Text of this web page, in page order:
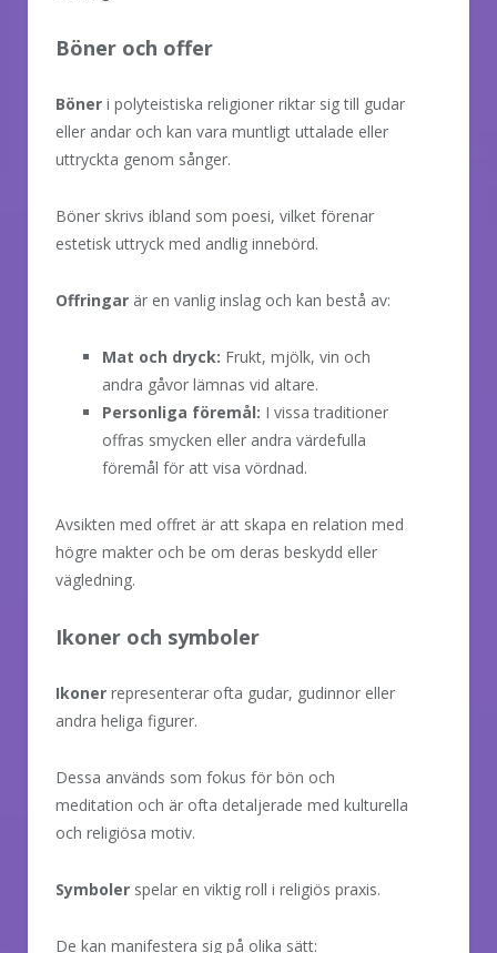
Böner och offer
Böner i polyteistiska religioner riktar sig till gudar
eller andar och kan vara muntligt uttalade eller
uttryckta genom sånger.
Böner skrivs ibland som poesi, vilket förenar
estetisk uttryck med andlig innebörd.
Offringar är en vanlig inslag och kan bestå av:
Mat och dryck: Frukt, mjölk, vin och
andra gåvor lämnas vid altare.
Personliga föremål: I vissa traditioner
offras smycken eller andra värdefulla
föremål för att visa vördnad.
Avsikten med offret är att skapa en relation med
högre makter och be om deras beskydd eller
vägledning.
Ikoner och symboler
Ikoner representerar ofta gudar, gudinnor eller
andra heliga figurer.
Dessa används som fokus för bön och
meditation och är ofta detaljerade med kulturella
och religiösa motiv.
Symboler spelar en viktig roll i religiös praxis.
De kan manifestera sig på olika sätt: